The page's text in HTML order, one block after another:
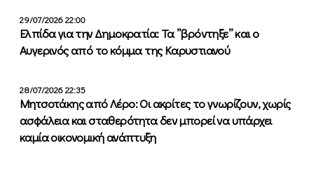
29/07/2026 22:00
Ελπίδα για την Δημοκρατία: Τα ”βρόντηξε” και ο
Αυγερινός από το κόμμα της Καρυστιανού
28/07/2026 22:35
Μητσοτάκης από Λέρο: Οι ακρίτες το γνωρίζουν, χωρίς
ασφάλεια και σταθερότητα δεν μπορεί να υπάρχει
καμία οικονομική ανάπτυξη